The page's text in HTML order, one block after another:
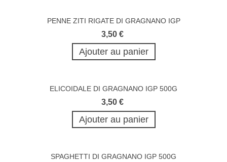
PENNE ZITI RIGATE DI GRAGNANO IGP
3,50 €
Ajouter au panier
ELICOIDALE DI GRAGNANO IGP 500G
3,50 €
Ajouter au panier
SPAGHETTI DI GRAGNANO IGP 500G